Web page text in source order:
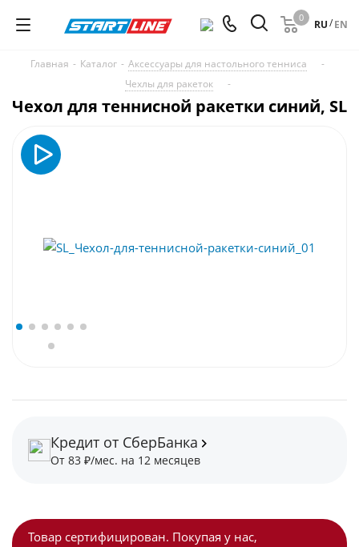
0
RU/EN
Главная - Каталог - Аксессуары для настольного тенниса
-
Чехлы для ракеток
-
Чехол для теннисной ракетки синий, SL
Товар сертифицирован. Покупая у нас,
Кредит от СберБанка
От 83 ₽/мес. на 12 месяцев